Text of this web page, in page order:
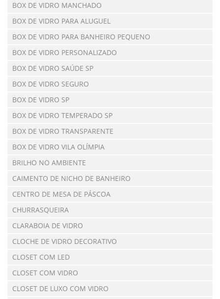
BOX DE VIDRO MANCHADO
BOX DE VIDRO PARA ALUGUEL
BOX DE VIDRO PARA BANHEIRO PEQUENO
BOX DE VIDRO PERSONALIZADO
BOX DE VIDRO SAÚDE SP
BOX DE VIDRO SEGURO
BOX DE VIDRO SP
BOX DE VIDRO TEMPERADO SP
BOX DE VIDRO TRANSPARENTE
BOX DE VIDRO VILA OLÍMPIA
BRILHO NO AMBIENTE
CAIMENTO DE NICHO DE BANHEIRO
CENTRO DE MESA DE PÁSCOA
CHURRASQUEIRA
CLARABOIA DE VIDRO
CLOCHE DE VIDRO DECORATIVO
CLOSET COM LED
CLOSET COM VIDRO
CLOSET DE LUXO COM VIDRO